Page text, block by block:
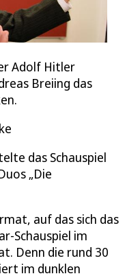
Adolf Hitler
Breiing das
das Schauspiel
„Die
auf das sich das
Schauspiel im
Denn die rund 30
im dunklen